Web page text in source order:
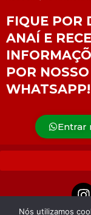
FIQUE POR
ANAÍ E
POR
WHATSAPP!
Entrar
Nós utilizamos